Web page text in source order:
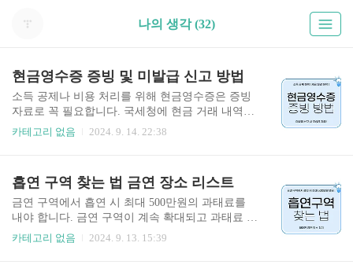
나의 생각 (32)
현금영수증 증빙 및 미발급 신고 방법
소득 공제나 비용 처리를 위해 현금영수증은 증빙
자료로 꼭 필요합니다. 국세청에 현금 거래 내역이
기록되므로 연말정산이나 세금 신고 시 이를 증빙
제 증빙 방법 현금영수증은 주로 소득공제를 위해
증빙 자료로 많이 사용합니다. 근로소득자는 연말
정산 기간에 현금영수증 사용 내역을 통해 소득공
제를 받을 수 있습니다. 국세청 홈택스에서 자동으
로 연말정산 간소화 서비스에 반영되지만, 만약 누
카테고리 없음 2024. 9. 14. 22:38
흡연 구역 찾는 법 금연 장소 리스트
금연 구역에서 흡연 시 최대 500만원의 과태료를
내야 합니다. 금연 구역이 계속 확대되고 과태료 금
액도 크게 달라지고 있습니다. 흡연자들은 항상 최
카테고리 없음 2024. 9. 13. 15:39